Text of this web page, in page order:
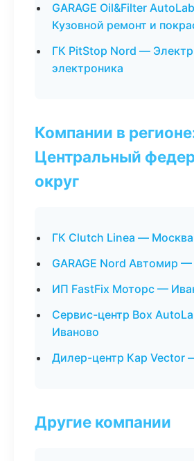
GARAGE Oil&Filter
Кузовной ремонт и
ГК PitStop Nord —
электроника
Компании в
Центральный
округ
ГК Clutch Linea — Москва
GARAGE Nord Автомир
ИП FastFix Моторс —
Сервис-центр Box
Иваново
Дилер-центр Кар Vector
Другие компании